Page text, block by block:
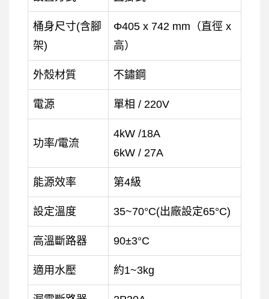
桶身尺寸(含腳
架)
Φ405 x 742 mm（直徑 x
高）
外殼材質 不鏽鋼
電源 單相 / 220V
功率/電流
4kW /18A
6kW / 27A
能源效率 第4級
設定溫度 35~70°C(出廠設定65°C)
高溫斷路器 90±3°C
適用水壓 約1~3kg